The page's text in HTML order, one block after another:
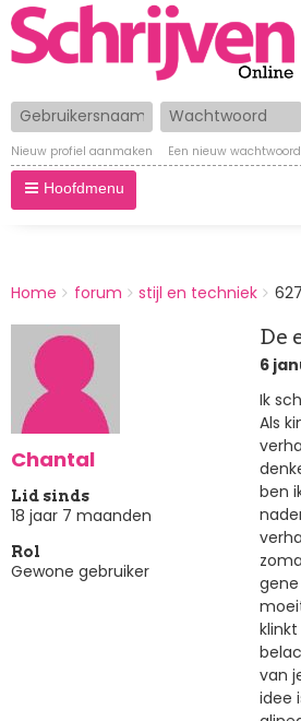
Gebruikersnaam Wachtwoord
Nieuw profiel aanmaken Een nieuw
Hoofdmenu
BREADCRUMBS
You
here:
Home forum stijl en techniek
Chantal
Lid sinds
18 jaar 7 maanden
Rol
Gewone gebruiker
De
6
Ik
Als
ben
van
idee